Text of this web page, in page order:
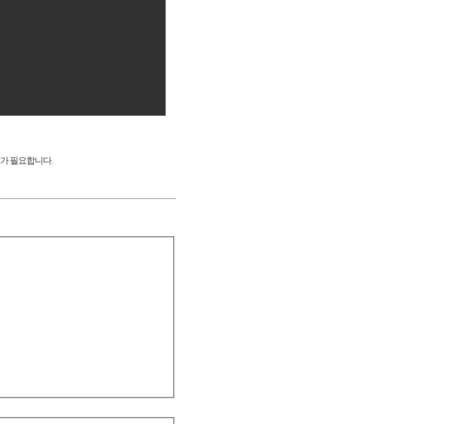
가 필요합니다.